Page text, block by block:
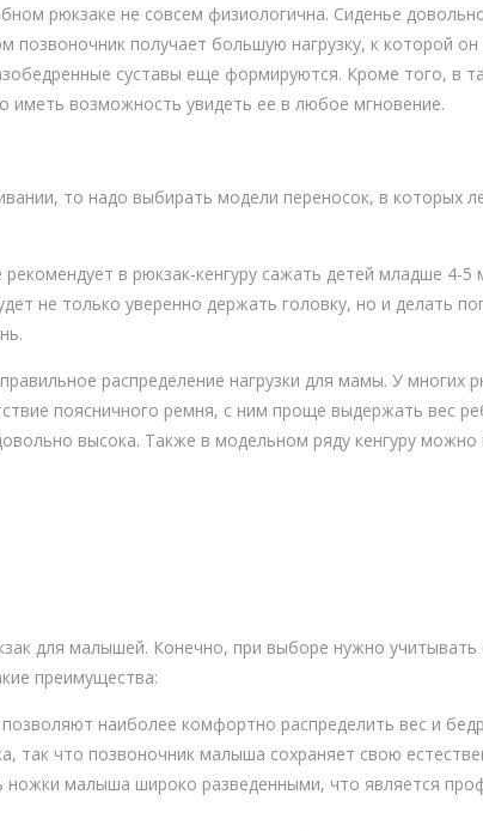
рюкзаке не совсем физиологична. Сиденье
позвоночник получает большую нагрузку, к которой
суставы еще формируются. Кроме того, в
иметь возможность увидеть ее в любое мгновение.
то надо выбирать модели переносок, в которых
в рюкзак-кенгуру сажать детей младше 4-5
не только уверенно держать головку, но и делать
распределение нагрузки для мамы. У многих
поясничного ремня, с ним проще выдержать вес
высока. Также в модельном ряду кенгуру
для малышей. Конечно, при выборе нужно учитывать
преимущества:
наиболее комфортно распределить вес и
так что позвоночник малыша сохраняет свою
малыша широко разведенными, что является